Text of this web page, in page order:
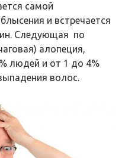
самой
и встречается
Следующая по
алопеция,
людей и от 1 до 4%
волос.